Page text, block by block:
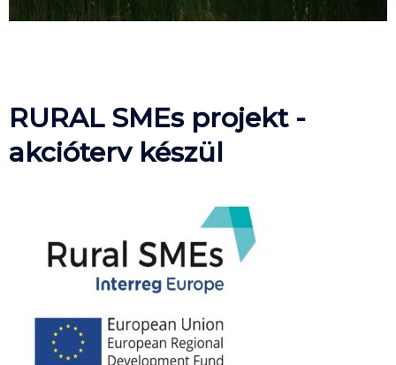
RURAL SMEs projekt -
akcióterv készül